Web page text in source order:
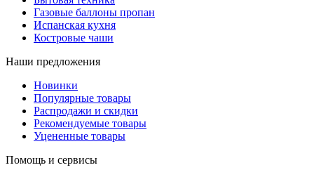
Газовые баллоны пропан
Испанская кухня
Костровые чаши
Наши предложения
Новинки
Популярные товары
Распродажи и скидки
Рекомендуемые товары
Уцененные товары
Помощь и сервисы